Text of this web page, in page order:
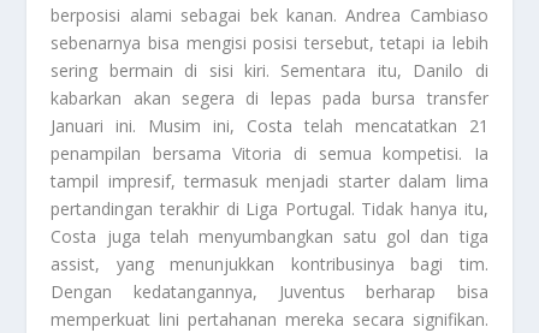
berposisi alami sebagai bek kanan. Andrea Cambiaso
sebenarnya bisa mengisi posisi tersebut, tetapi ia lebih
sering bermain di sisi kiri. Sementara itu, Danilo di
kabarkan akan segera di lepas pada bursa transfer
Januari ini. Musim ini, Costa telah mencatatkan 21
penampilan bersama Vitoria di semua kompetisi. Ia
tampil impresif, termasuk menjadi starter dalam lima
pertandingan terakhir di Liga Portugal. Tidak hanya itu,
Costa juga telah menyumbangkan satu gol dan tiga
assist, yang menunjukkan kontribusinya bagi tim.
Dengan kedatangannya, Juventus berharap bisa
memperkuat lini pertahanan mereka secara signifikan.